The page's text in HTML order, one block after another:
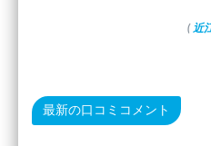
( 近
最新の口コミコメント